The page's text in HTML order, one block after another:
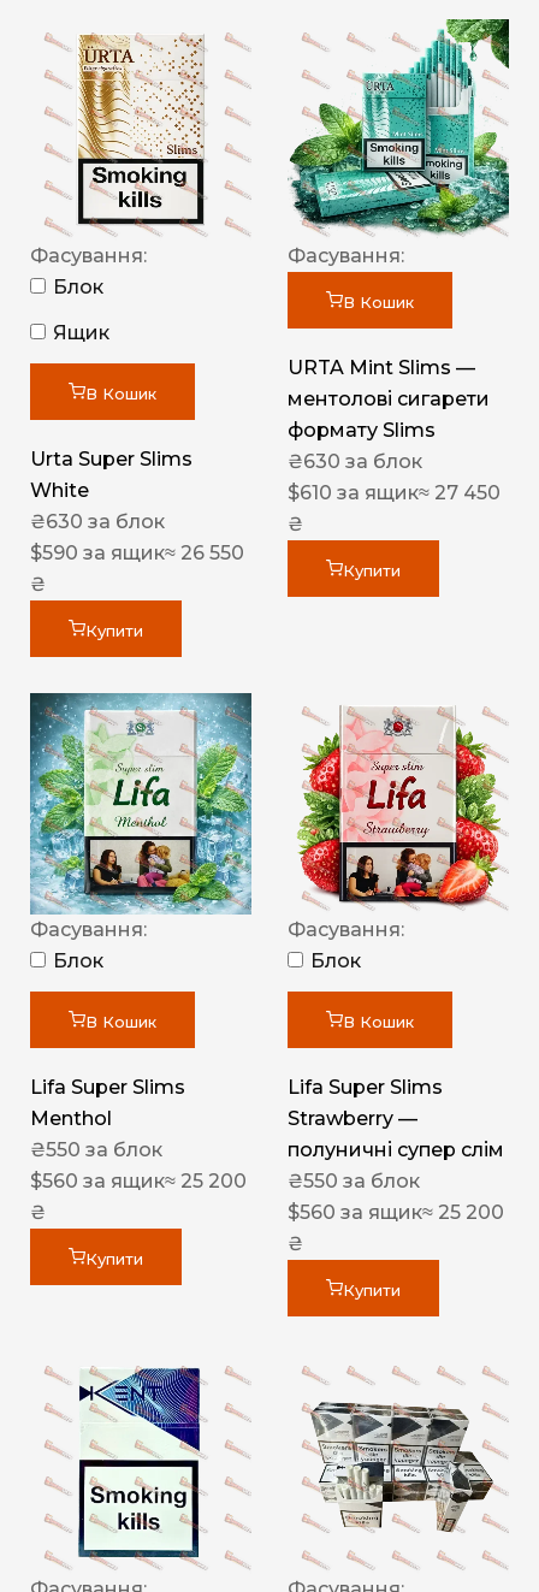
Фасування:
Блок
Ящик
В Кошик
Urta Super Slims
White
₴630 за блок
$590 за ящик≈ 26 550
₴
Купити
Фасування:
В Кошик
URTA Mint Slims —
ментолові сигарети
формату Slims
₴630 за блок
$610 за ящик≈ 27 450
₴
Купити
Фасування:
Блок
В Кошик
Lifa Super Slims
Menthol
₴550 за блок
$560 за ящик≈ 25 200
₴
Купити
Фасування:
Блок
В Кошик
Lifa Super Slims
Strawberry —
полуничні супер слім
₴550 за блок
$560 за ящик≈ 25 200
₴
Купити